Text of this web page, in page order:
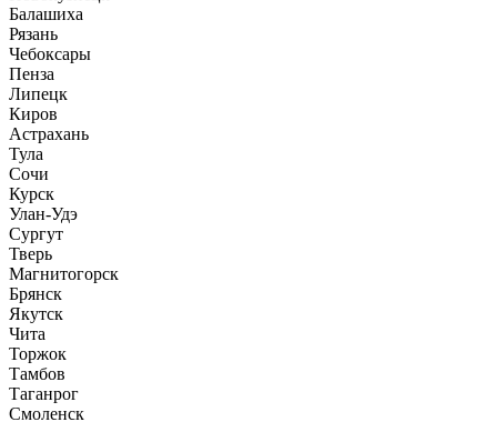
Балашиха
Рязань
Чебоксары
Пенза
Липецк
Киров
Астрахань
Тула
Сочи
Курск
Улан-Удэ
Сургут
Тверь
Магнитогорск
Брянск
Якутск
Чита
Торжок
Тамбов
Таганрог
Смоленск